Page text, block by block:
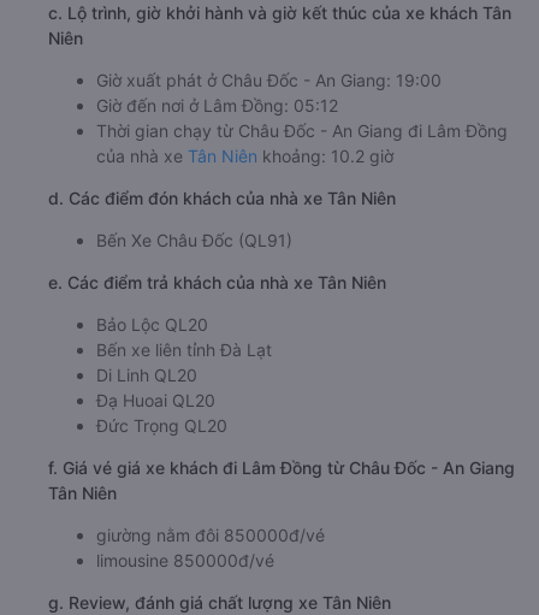
c. Lộ trình, giờ khởi hành và giờ kết thúc của xe khách Tân
Niên
Giờ xuất phát ở Châu Đốc - An Giang: 19:00
Giờ đến nơi ở Lâm Đồng: 05:12
Thời gian chạy từ Châu Đốc - An Giang đi Lâm Đồng
của nhà xe Tân Niên khoảng: 10.2 giờ
d. Các điểm đón khách của nhà xe Tân Niên
Bến Xe Châu Đốc (QL91)
e. Các điểm trả khách của nhà xe Tân Niên
Bảo Lộc QL20
Bến xe liên tỉnh Đà Lạt
Di Linh QL20
Đạ Huoai QL20
Đức Trọng QL20
f. Giá vé giá xe khách đi Lâm Đồng từ Châu Đốc - An Giang
Tân Niên
giường nằm đôi 850000đ/vé
limousine 850000đ/vé
g. Review, đánh giá chất lượng xe Tân Niên